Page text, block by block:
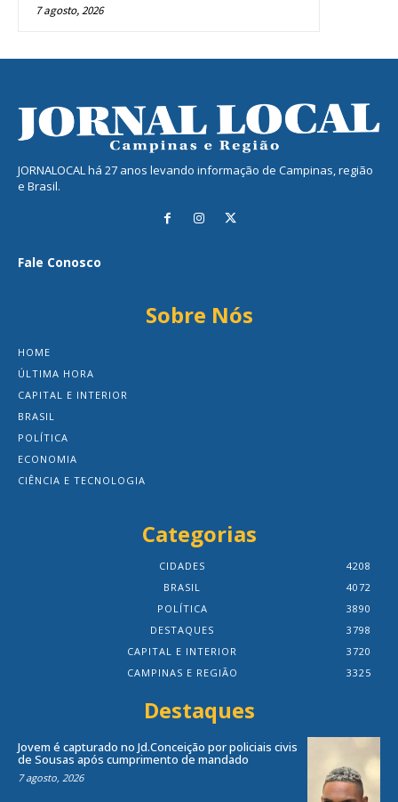
7 agosto, 2026
JORNALOCAL há 27 anos levando informação de Campinas, região
e Brasil.
Fale Conosco
Sobre Nós
HOME
ÚLTIMA HORA
CAPITAL E INTERIOR
BRASIL
POLÍTICA
ECONOMIA
CIÊNCIA E TECNOLOGIA
Categorias
CIDADES
4208
BRASIL
4072
POLÍTICA
3890
DESTAQUES
3798
CAPITAL E INTERIOR
3720
CAMPINAS E REGIÃO
3325
Destaques
Jovem é capturado no Jd.Conceição por policiais civis
de Sousas após cumprimento de mandado
7 agosto, 2026